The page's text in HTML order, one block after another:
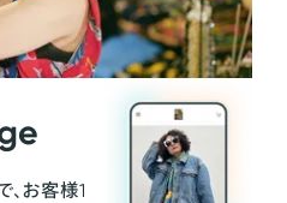
、お客様1